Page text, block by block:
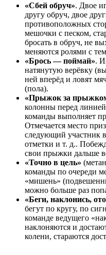
«Сбей обруч». Двое
другу обруч, двое
противоположных
мешочки с песком,
бросать в обруч, не
меняются ролями с
«Брось — поймай».
натянутую верёвку
ней вперёд и ловят
(пола).
«Прыжок за
колонны перед
команды выполняет
Отмечается место
следующий участник
отметки и т. д..
свои прыжки дальше
«Точно в цель»
команды по очереди
«мишень»
можно больше раз
«Беги, наклонись,
бегут по кругу, по
команде ведущего
наклоняются и
колени, стараются